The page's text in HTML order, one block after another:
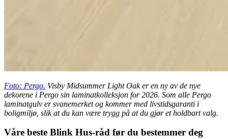
Foto: Pergo. Visby Midsummer Light Oak er en ny av de nye
dekorene i Pergo sin laminatkolleksjon for 2026. Som alle Pergo
laminatgulv er svanemerket og kommer med livstidsgaranti i
boligmiljø, slik at du kan være trygg på at du gjør et holdbart valg.
Våre beste Blink Hus‑råd før du bestemmer deg